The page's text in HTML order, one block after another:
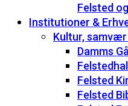
Felsted
Institutioner &
Kultur,
Damms
Felsted
Felsted